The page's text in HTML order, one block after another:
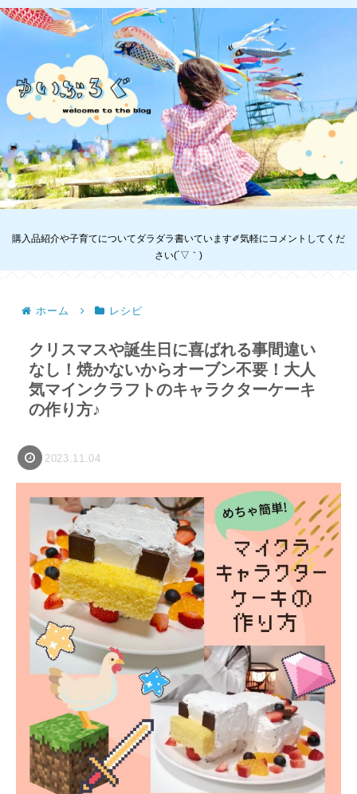
購入品紹介や子育てについてダラダラ書いています✐気軽にコメントしてくだ
さい(´▽｀)
ホーム レシピ
クリスマスや誕生日に喜ばれる事間違い
なし！焼かないからオーブン不要！大人
気マインクラフトのキャラクターケーキ
の作り方♪
2023.11.04